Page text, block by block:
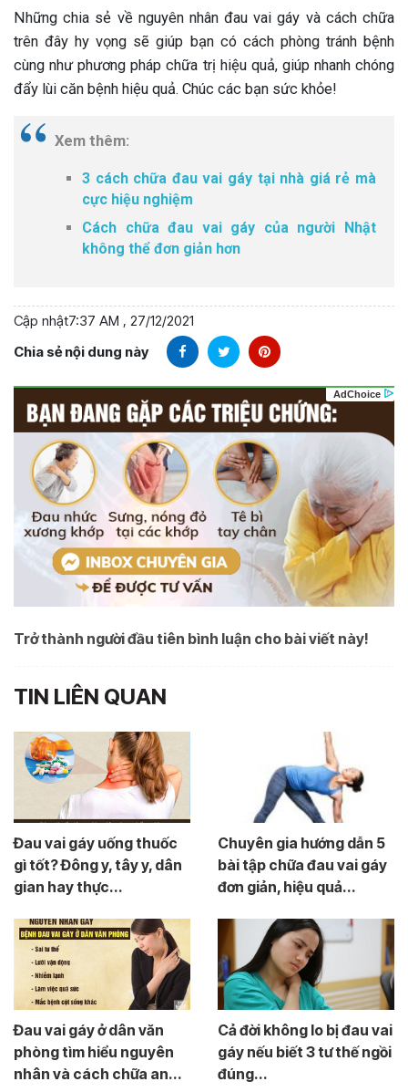
Những chia sẻ về nguyên nhân đau vai gáy và cách chữa
trên đây hy vọng sẽ giúp bạn có cách phòng tránh bệnh
cùng như phương pháp chữa trị hiệu quả, giúp nhanh chóng
đẩy lùi căn bệnh hiệu quả. Chúc các bạn sức khỏe!
Xem thêm:
3 cách chữa đau vai gáy tại nhà giá rẻ mà
cực hiệu nghiệm
Cách chữa đau vai gáy của người Nhật
không thể đơn giản hơn
Cập nhật7:37 AM , 27/12/2021
Chia sẻ nội dung này
Trở thành người đầu tiên bình luận cho bài viết này!
TIN LIÊN QUAN
Đau vai gáy uống thuốc
gì tốt? Đông y, tây y, dân
gian hay thực...
Chuyên gia hướng dẫn 5
bài tập chữa đau vai gáy
đơn giản, hiệu quả...
Đau vai gáy ở dân văn
phòng tìm hiểu nguyên
nhân và cách chữa an...
Cả đời không lo bị đau vai
gáy nếu biết 3 tư thế ngồi
đúng...